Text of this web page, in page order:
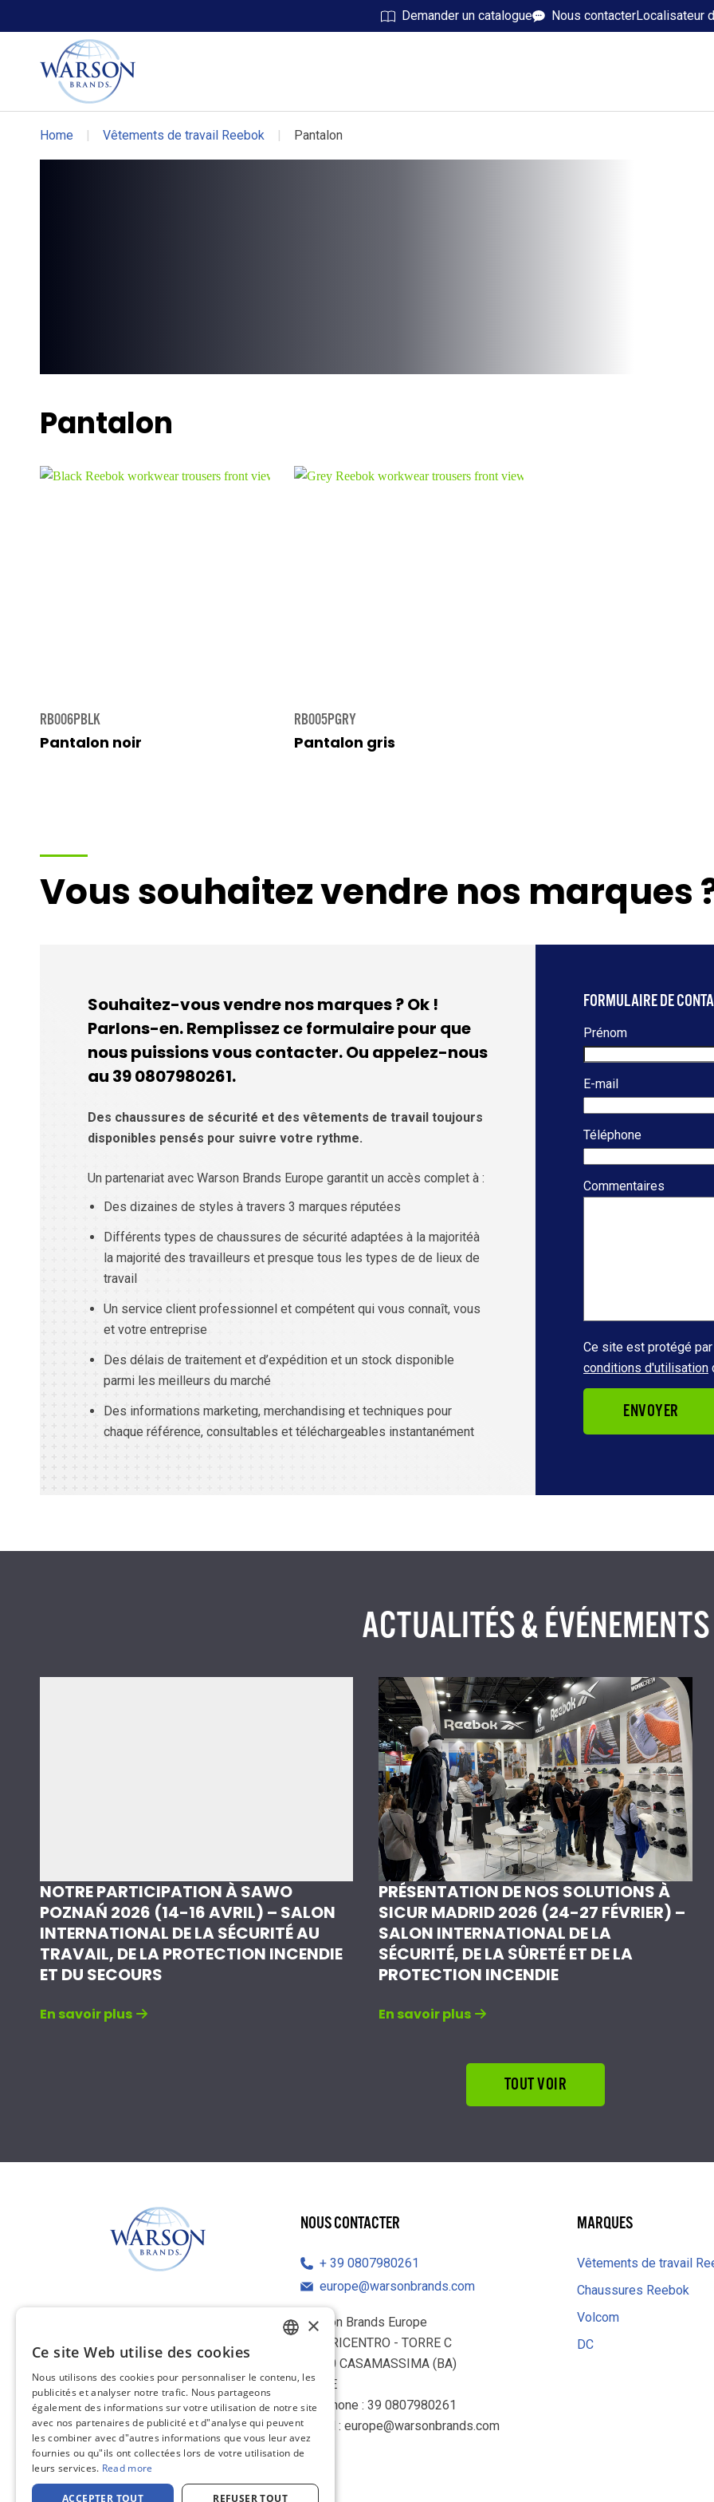
Demander un catalogue Nous contacterLocalisateur
Chaussures Volcom
Chaussures DC WORK Crew
Home | Vêtements de travail Reebok | Pantalon
Pantalon
RB006PBLK
Pantalon noir
RB005PGRY
Pantalon gris
Vous souhaitez vendre nos marques
Souhaitez-vous vendre nos marques ? Ok !
Parlons-en. Remplissez ce formulaire pour que
nous puissions vous contacter. Ou appelez-nous
au 39 0807980261.
Des chaussures de sécurité et des vêtements de travail toujours
disponibles pensés pour suivre votre rythme.
Un partenariat avec Warson Brands Europe garantit un accès complet à :
Des dizaines de styles à travers 3 marques réputées
Différents types de chaussures de sécurité adaptées à la majoritéà
la majorité des travailleurs et presque tous les types de de lieux de
travail
Un service client professionnel et compétent qui vous connaît, vous
et votre entreprise
Des délais de traitement et d’expédition et un stock disponible
parmi les meilleurs du marché
Des informations marketing, merchandising et techniques pour
chaque référence, consultables et téléchargeables instantanément
FORMULAIRE DE
Prénom
E-mail
Téléphone
Commentaires
Ce site est protégé
conditions d'utilisation
ENVOYER
ACTUALITÉS & ÉVÉNEMENTS
NOTRE PARTICIPATION À SAWO
POZNAŃ 2026 (14-16 AVRIL) – SALON
INTERNATIONAL DE LA SÉCURITÉ AU
TRAVAIL, DE LA PROTECTION INCENDIE
ET DU SECOURS
En savoir plus
PRÉSENTATION DE NOS SOLUTIONS À
SICUR MADRID 2026 (24-27 FÉVRIER) –
SALON INTERNATIONAL DE LA
SÉCURITÉ, DE LA SÛRETÉ ET DE LA
PROTECTION INCENDIE
En savoir plus
TOUT VOIR
NOUS CONTACTER
39 0807980261
europe@warsonbrands.com
Warson Brands Europe
IL BARICENTRO - TORRE C
70010 CASAMASSIMA (BA)
ITALIE
Téléphone : 39 0807980261
E-mail : europe@warsonbrands.com
LinkedIn
MARQUES
Vêtements de travail
Chaussures Reebok
Volcom
DC
FRENCH
GERMAN
DUTCH
ITALIAN
×
Ce site Web utilise des cookies
Nous utilisons des cookies pour personnaliser le contenu, les
publicités et analyser notre trafic. Nous partageons
également des informations sur votre utilisation de notre site
avec nos partenaires de publicité et d"analyse qui peuvent
les combiner avec d"autres informations que vous leur avez
fournies ou qu"ils ont collectées lors de votre utilisation de
leurs services. Read more
ACCEPTER TOUT REFUSER TOUT